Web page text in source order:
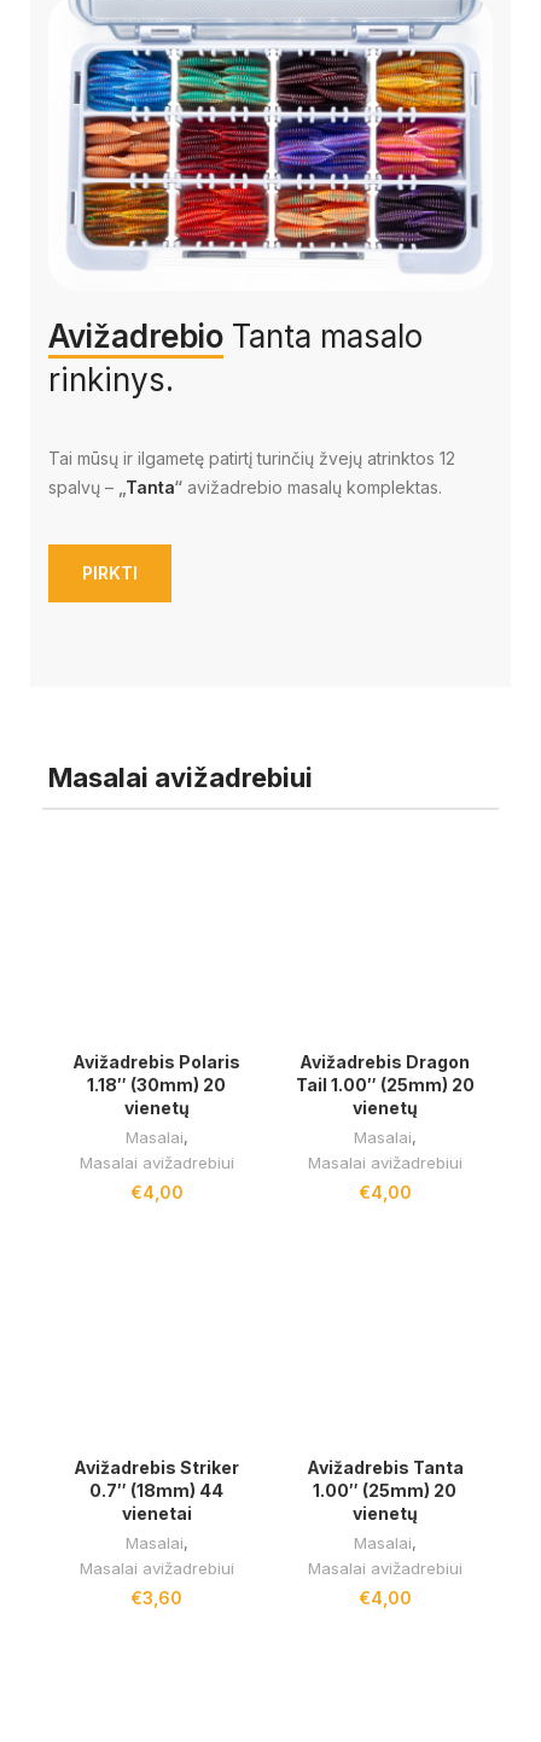
Avižadrebio Tanta masalo
rinkinys.
Tai mūsų ir ilgametę patirtį turinčių žvejų atrinktos 12
spalvų –
Tanta“ avižadrebio masalų komplektas.
PIRKTI
Masalai avižadrebiui
Avižadrebis Polaris
1.18″ (30mm) 20
vienetų
Masalai,
Masalai avižadrebiui
€4,00
Avižadrebis Dragon
Tail 1.00″ (25mm) 20
vienetų
Masalai,
Masalai avižadrebiui
€4,00
Avižadrebis Striker
0.7″ (18mm) 44
vienetai
Masalai,
Masalai avižadrebiui
€3,60
Avižadrebis Tanta
1.00″ (25mm) 20
vienetų
Masalai,
Masalai avižadrebiui
€4,00